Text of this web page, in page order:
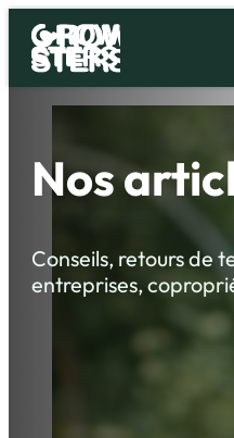
Nos
Conseils, retours de
entreprises,